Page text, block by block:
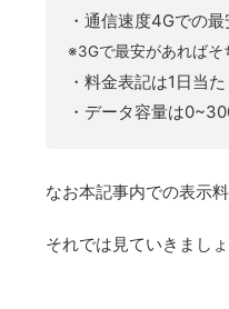
・通信速度4Gでの
※3Gで最安があればそ
・料金表記は1日当た
・データ容量は
なお本記事内での表示
それでは見ていきましょ